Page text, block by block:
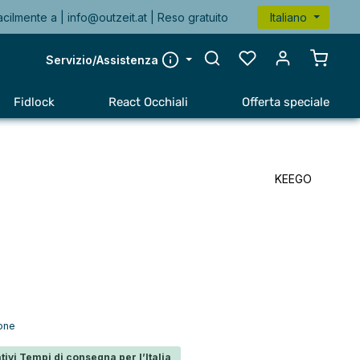
a |info@outzeit.at | Reso gratuito Italiano
Servizio/Assistenza
Il
Fidlock React Occhiali Offerta speciale
KEEGO
Tempi di consegna per l’Italia